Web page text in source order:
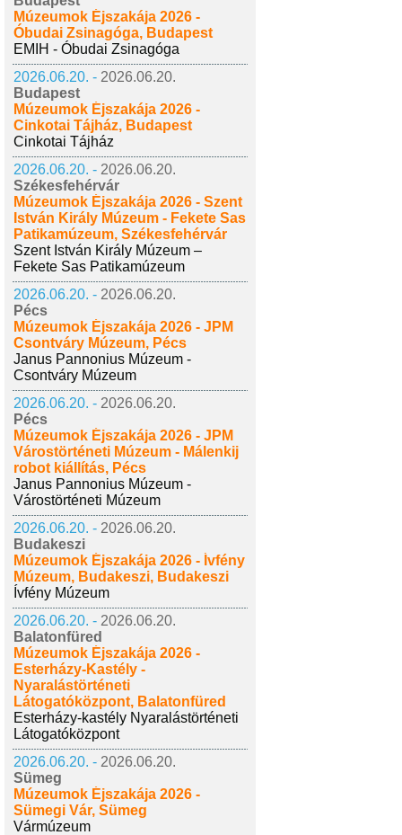
Múzeumok Éjszakája 2026 -
Óbudai Zsinagóga, Budapest
EMIH - Óbudai Zsinagóga
2026.06.20. - 2026.06.20.
Budapest
Múzeumok Éjszakája 2026 -
Cinkotai Tájház, Budapest
Cinkotai Tájház
2026.06.20. - 2026.06.20.
Székesfehérvár
Múzeumok Éjszakája 2026 - Szent
István Király Múzeum - Fekete Sas
Patikamúzeum, Székesfehérvár
Szent István Király Múzeum –
Fekete Sas Patikamúzeum
2026.06.20. - 2026.06.20.
Pécs
Múzeumok Éjszakája 2026 - JPM
Csontváry Múzeum, Pécs
Janus Pannonius Múzeum -
Csontváry Múzeum
2026.06.20. - 2026.06.20.
Pécs
Múzeumok Éjszakája 2026 - JPM
Várostörténeti Múzeum - Málenkij
robot kiállítás, Pécs
Janus Pannonius Múzeum -
Várostörténeti Múzeum
2026.06.20. - 2026.06.20.
Budakeszi
Múzeumok Éjszakája 2026 - Ívfény
Múzeum, Budakeszi, Budakeszi
Ívfény Múzeum
2026.06.20. - 2026.06.20.
Balatonfüred
Múzeumok Éjszakája 2026 -
Esterházy-Kastély -
Nyaralástörténeti
Látogatóközpont, Balatonfüred
Esterházy-kastély Nyaralástörténeti
Látogatóközpont
2026.06.20. - 2026.06.20.
Sümeg
Múzeumok Éjszakája 2026 -
Sümegi Vár, Sümeg
Vármúzeum